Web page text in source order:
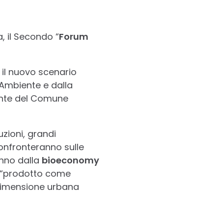
il Secondo “Forum
nuovo scenario
e dalla
del Comune
grandi
sulle
dalla bioeconomy
come
urbana